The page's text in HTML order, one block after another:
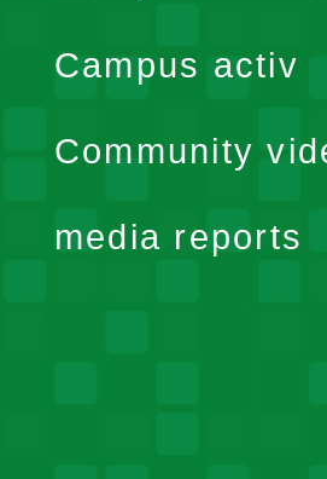
Campus activ
Community
media reports